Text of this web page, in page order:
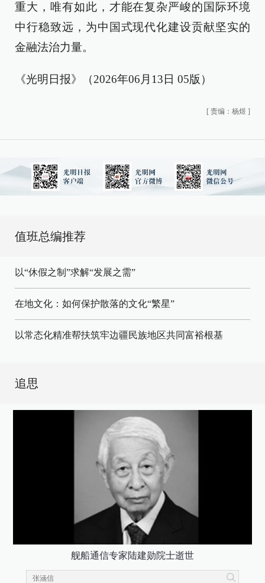
重大，唯有如此，才能在复杂严峻的国际环境
中行稳致远，为中国式现代化建设贡献坚实的
金融法治力量。
《光明日报》（2026年06月13日 05版）
[ 责编：杨煜 ]
值班总编推荐
以“休假之制”求解“发展之需”
在地文化：如何保护散落的文化“繁星”
以常态化精准帮扶筑牢边疆民族地区共同富裕根基
追思
舰船通信专家陆建勋院士逝世